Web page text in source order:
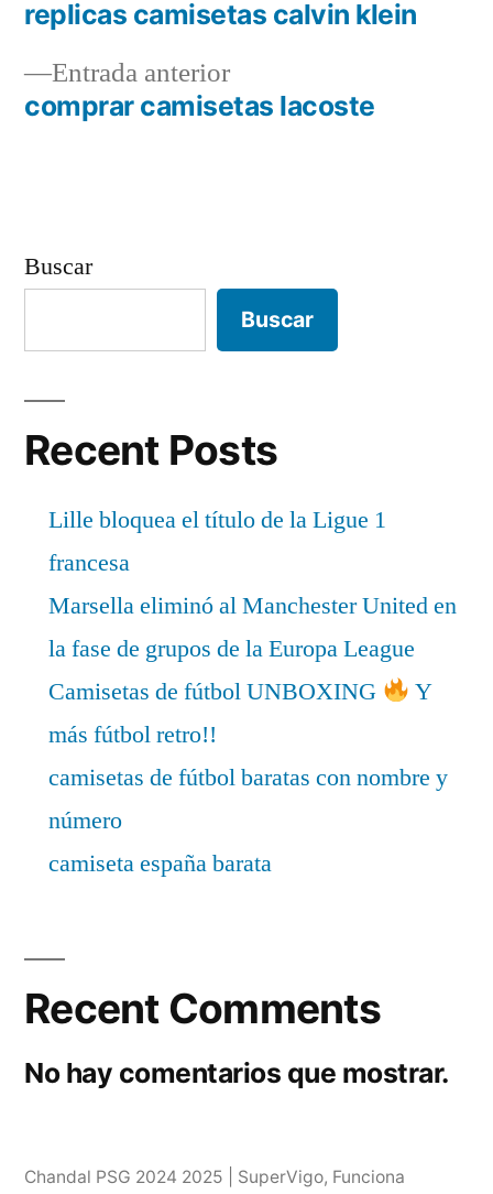
Navegación
de
entradas
Entrada anteriorEntrada
anterior:
comprar camisetas lacoste
siguiente:
replicas camisetas calvin klein
Buscar
Buscar
Recent Posts
Lille bloquea el título de la Ligue 1
francesa
Marsella eliminó al Manchester United en
la fase de grupos de la Europa League
Camisetas de fútbol UNBOXING
Y
más fútbol retro!!
camisetas de fútbol baratas con nombre y
número
camiseta españa barata
Recent Comments
No hay comentarios que mostrar.
Chandal PSG 2024 2025 | SuperVigo, Funciona